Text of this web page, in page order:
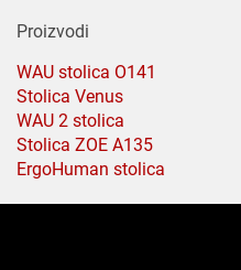
Proizvodi
WAU stolica O141
Stolica Venus
WAU 2 stolica
Stolica ZOE A135
ErgoHuman stolica